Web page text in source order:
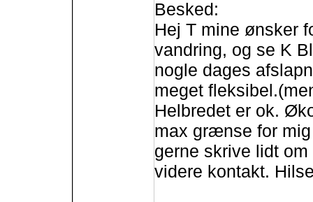
Besked:
Hej T mine ønsker
vandring, og se K
nogle dages
meget
Helbredet er ok.
max grænse for
gerne skrive lidt
videre kontakt.